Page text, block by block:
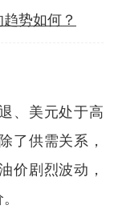
势如何？
、美元处于高
了供需关系，
价剧烈波动，